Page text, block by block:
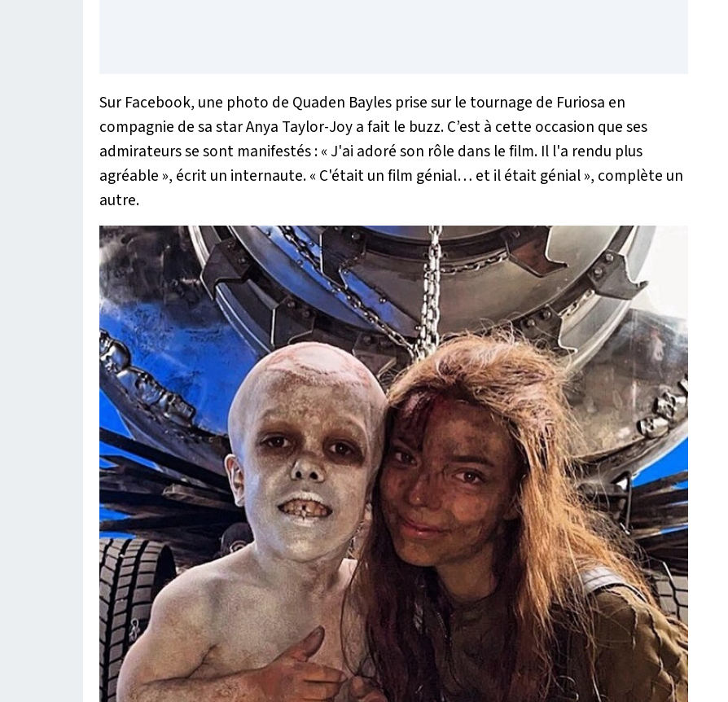
Sur Facebook, une photo de Quaden Bayles prise sur le tournage de Furiosa en
compagnie de sa star Anya Taylor-Joy a fait le buzz. C’est à cette occasion que ses
admirateurs se sont manifestés : « J'ai adoré son rôle dans le film. Il l'a rendu plus
agréable », écrit un internaute. « C'était un film génial… et il était génial», complète un
autre.